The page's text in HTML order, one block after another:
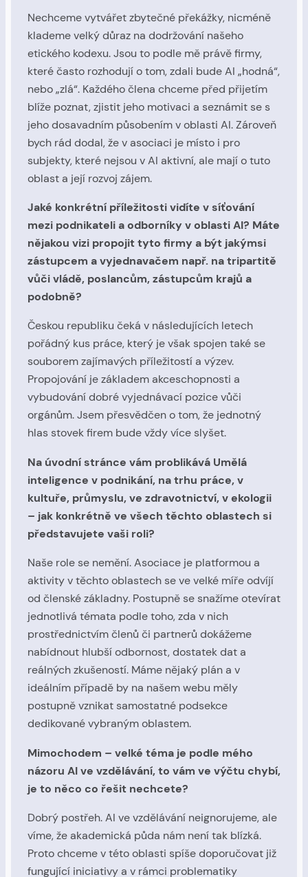
Nechceme vytvářet zbytečné překážky, nicméně
klademe velký důraz na dodržování našeho
etického kodexu. Jsou to podle mě právě firmy,
které často rozhodují o tom, zdali bude AI „hodná“,
nebo „zlá“. Každého člena chceme před přijetím
blíže poznat, zjistit jeho motivaci a seznámit se s
jeho dosavadním působením v oblasti AI. Zároveň
bych rád dodal, že v asociaci je místo i pro
subjekty, které nejsou v AI aktivní, ale mají o tuto
oblast a její rozvoj zájem.
Jaké konkrétní příležitosti vidíte v síťování
mezi podnikateli a odborníky v oblasti AI? Máte
nějakou vizi propojit tyto firmy a být jakýmsi
zástupcem a vyjednavačem např. na tripartitě
vůči vládě, poslancům, zástupcům krajů a
podobně?
Českou republiku čeká v následujících letech
pořádný kus práce, který je však spojen také se
souborem zajímavých příležitostí a výzev.
Propojování je základem akceschopnosti a
vybudování dobré vyjednávací pozice vůči
orgánům. Jsem přesvědčen o tom, že jednotný
hlas stovek firem bude vždy více slyšet.
Na úvodní stránce vám problikává Umělá
inteligence v podnikání, na trhu práce, v
kultuře, průmyslu, ve zdravotnictví, v ekologii
– jak konkrétně ve všech těchto oblastech si
představujete vaši roli?
Naše role se nemění. Asociace je platformou a
aktivity v těchto oblastech se ve velké míře odvíjí
od členské základny. Postupně se snažíme otevírat
jednotlivá témata podle toho, zda v nich
prostřednictvím členů či partnerů dokážeme
nabídnout hlubší odbornost, dostatek dat a
reálných zkušeností. Máme nějaký plán a v
ideálním případě by na našem webu měly
postupně vznikat samostatné podsekce
dedikované vybraným oblastem.
Mimochodem – velké téma je podle mého
názoru AI ve vzdělávání, to vám ve výčtu chybí,
je to něco co řešit nechcete?
Dobrý postřeh. AI ve vzdělávání neignorujeme, ale
víme, že akademická půda nám není tak blízká.
Proto chceme v této oblasti spíše doporučovat již
fungující iniciativy a v rámci problematiky